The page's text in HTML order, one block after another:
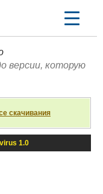
версии, которую
скачивания
1.0